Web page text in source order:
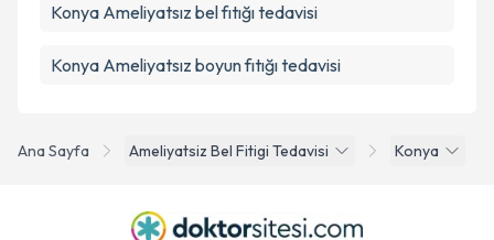
Ana Sayfa Ameliyatsiz Bel Fitigi Tedavisi Konya
Konya Ameliyatsız bel fıtığı tedavisi
Konya Ameliyatsız boyun fıtığı tedavisi